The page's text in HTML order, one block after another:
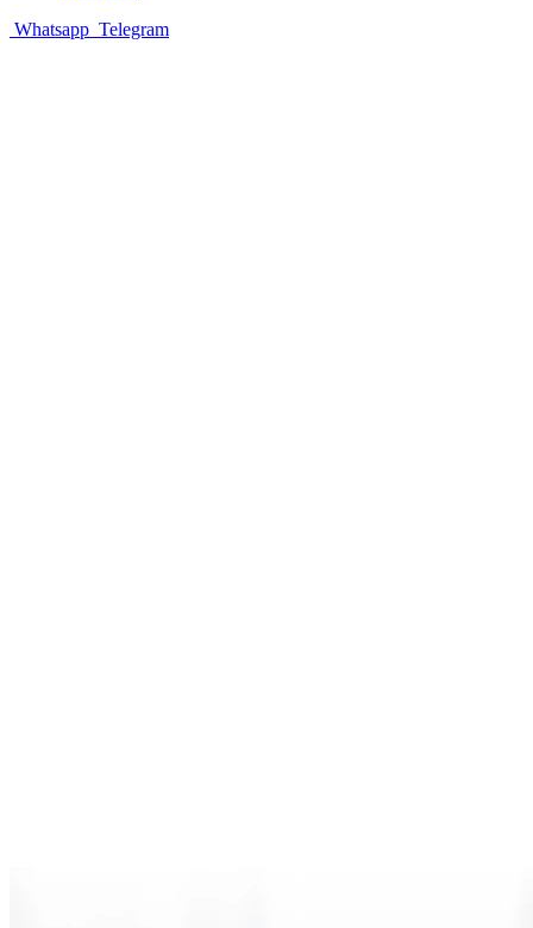
Whatsapp Telegram